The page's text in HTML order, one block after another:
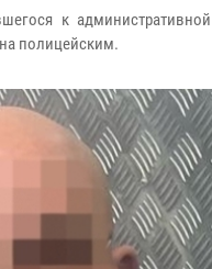
к
полицейским.